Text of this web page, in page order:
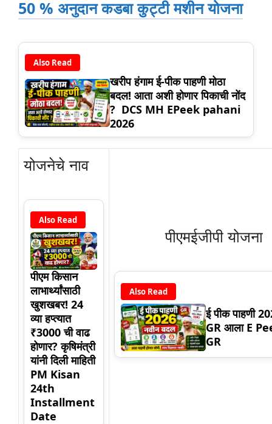
50 % अनुदान कडबा कुट्टी मशीन योजना
Also Read
खरीप हंगाम ई-पीक पाहणी मोठा
बदल! आता अशी होणार पिकाची नोंद
? DCS MH EPeek pahani
2026
योजनेचे नाव
Also Read
पीएम किसान
लाभार्थ्यांसाठी
खुशखबर! 24
व्या हप्त्यात
₹3000 ची वाढ
होणार? कृषिमंत्री
यांनी दिली माहिती
PM Kisan
24th
Installment
Date
पीएमईजीपी योजना
Also Read
ई पीक पाहणी
GR आला E
GR